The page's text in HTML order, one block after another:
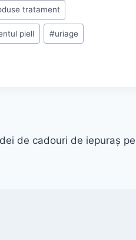
tratament
piell #uriage
de cadouri de iepuraș